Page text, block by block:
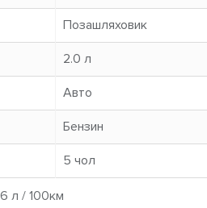
Позашляховик
2.0 л
Авто
Бензин
5 чoл
л / 100км